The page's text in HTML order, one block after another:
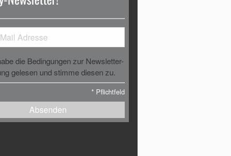
die Bedingungen zur Newsletter-
gelesen und stimme diesen zu.
* Pflichtfeld
Absenden